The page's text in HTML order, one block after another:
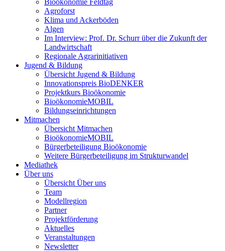
Bioökonomie Feldtag
Agroforst
Klima und Ackerböden
Algen
Im Interview: Prof. Dr. Schurr über die Zukunft der
Landwirtschaft
Regionale Agrarinitiativen
Jugend & Bildung
Übersicht Jugend & Bildung
Innovationspreis BioDENKER
Projektkurs Bioökonomie
BioökonomieMOBIL
Bildungseinrichtungen
Mitmachen
Übersicht Mitmachen
BioökonomieMOBIL
Bürgerbeteiligung Bioökonomie
Weitere Bürgerbeteiligung im Strukturwandel
Mediathek
Über uns
Übersicht Über uns
Team
Modellregion
Partner
Projektförderung
Aktuelles
Veranstaltungen
Newsletter